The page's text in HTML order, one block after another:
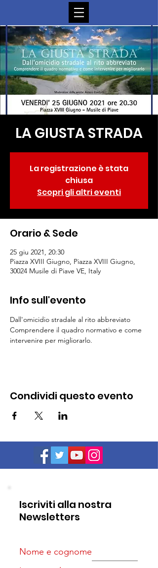
LA GIUSTA STRADA
La registrazione è stata
chiusa
Scopri gli altri eventi
Orario & Sede
25 giu 2021, 20:30
Piazza XVIII Giugno, Piazza XVIII Giugno,
30024 Musile di Piave VE, Italy
Info sull'evento
Dall'omicidio stradale al rito abbreviato
Comprendere il quadro normativo e come
intervenire per migliorarlo.
Condividi questo evento
Iscriviti alla nostra
Newsletters
Nome e cognome